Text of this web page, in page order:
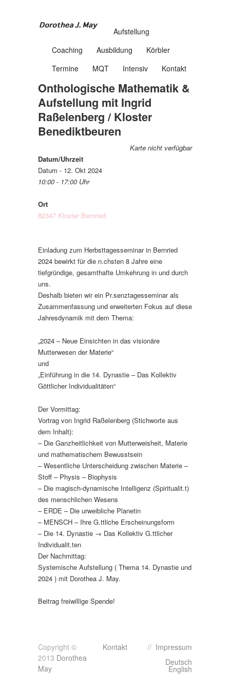
Aufstellung
Coaching
Ausbildung
Körbler
Termine
MQT Intensiv Kontakt
Onthologische Mathematik &
Aufstellung mit Ingrid
Raßelenberg / Kloster
Benediktbeuren
Karte nicht verfügbar
Datum/Uhrzeit
Datum - 12. Okt 2024
10:00 - 17:00 Uhr
Ort
82347 Kloster Bernried
Einladung zum Herbsttagesseminar in Bernried
2024 bewirkt für die n.chsten 8 Jahre eine
tiefgründige, gesamthafte Umkehrung in und durch
uns.
Deshalb bieten wir ein Pr.senztagesseminar als
Zusammenfassung und erweiterten Fokus auf diese
Jahresdynamik mit dem Thema:
„2024 – Neue Einsichten in das visionäre
Mutterwesen der Materie“
und
„Einführung in die 14. Dynastie – Das Kollektiv
Göttlicher Individualitäten“
Der Vormittag:
Vortrag von Ingrid Raßelenberg (Stichworte aus
dem Inhalt):
– Die Ganzheitlichkeit von Mutterweisheit, Materie
und mathematischem Bewusstsein
– Wesentliche Unterscheidung zwischen Materie –
Stoff – Physis – Biophysis
– Die magisch-dynamische Intelligenz (Spiritualit.t)
des menschlichen Wesens
– ERDE – Die urweibliche Planetin
– MENSCH – Ihre G.ttliche Erscheinungsform
– Die 14. Dynastie → Das Kollektiv G.ttlicher
Individualit.ten
Der Nachmittag:
Systemische Aufstellung ( Thema 14. Dynastie und
2024 ) mit Dorothea J. May.
Beitrag freiwillige Spende!
Copyright ©
2013 Dorothea
May
Kontakt // Impressum
Deutsch
English